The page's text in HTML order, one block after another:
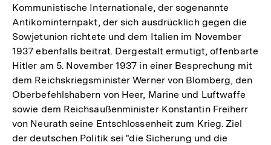
Kommunistische Internationale, der sogenannte
Antikominternpakt, der sich ausdrücklich gegen die
Sowjetunion richtete und dem Italien im November
1937 ebenfalls beitrat. Dergestalt ermutigt, offenbarte
Hitler am 5. November 1937 in einer Besprechung mit
dem Reichskriegsminister Werner von Blomberg, den
Oberbefehlshabern von Heer, Marine und Luftwaffe
sowie dem Reichsaußenminister Konstantin Freiherr
von Neurath seine Entschlossenheit zum Krieg. Ziel
der deutschen Politik sei "die Sicherung und die